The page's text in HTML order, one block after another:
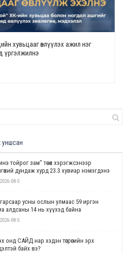
хувьцааг өвлүүлэх ажил нэг
үргэлжилнэ
уншсан
тойрог зам” төсөл хэрэгжсэнээр
дундаж хурд 23.3 хувиар нэмэгдэнэ
2026-08-5
усны ослын улмаас 59 иргэн
алдсаны 14 нь хүүхэд байна
2026-08-5
онд САЙД нар хэдэн төгрөгийн эрх
байх вэ?